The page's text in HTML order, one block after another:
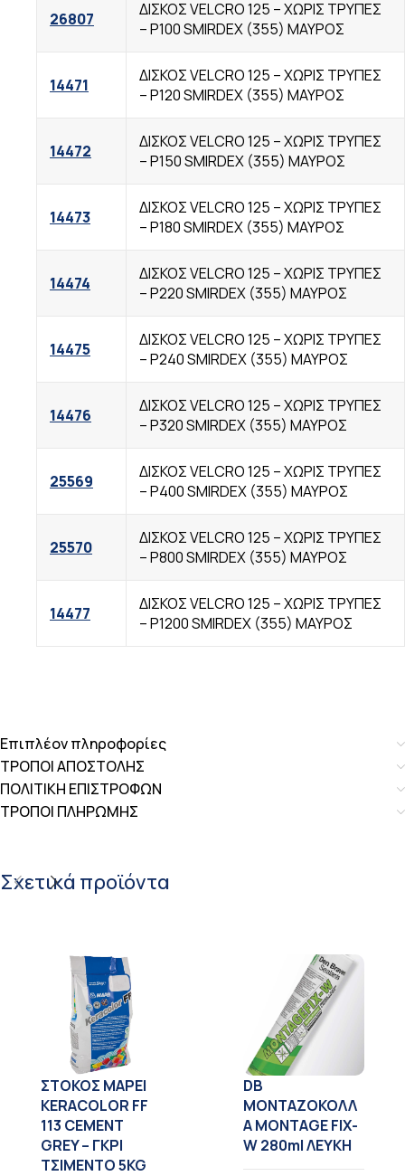
26807
ΔΙΣΚΟΣ VELCRO 125 – ΧΩΡΙΣ TΡΥΠΕΣ
– Ρ100 SMIRDEX (355) ΜΑΥΡΟΣ
14471
ΔΙΣΚΟΣ VELCRO 125 – ΧΩΡΙΣ TΡΥΠΕΣ
– Ρ120 SMIRDEX (355) ΜΑΥΡΟΣ
14472
ΔΙΣΚΟΣ VELCRO 125 – ΧΩΡΙΣ TΡΥΠΕΣ
– Ρ150 SMIRDEX (355) ΜΑΥΡΟΣ
14473
ΔΙΣΚΟΣ VELCRO 125 – ΧΩΡΙΣ TΡΥΠΕΣ
– Ρ180 SMIRDEX (355) ΜΑΥΡΟΣ
14474
ΔΙΣΚΟΣ VELCRO 125 – ΧΩΡΙΣ TΡΥΠΕΣ
– Ρ220 SMIRDEX (355) ΜΑΥΡΟΣ
14475
ΔΙΣΚΟΣ VELCRO 125 – ΧΩΡΙΣ TΡΥΠΕΣ
– Ρ240 SMIRDEX (355) ΜΑΥΡΟΣ
14476
ΔΙΣΚΟΣ VELCRO 125 – ΧΩΡΙΣ TΡΥΠΕΣ
– Ρ320 SMIRDEX (355) ΜΑΥΡΟΣ
25569
ΔΙΣΚΟΣ VELCRO 125 – ΧΩΡΙΣ TΡΥΠΕΣ
– Ρ400 SMIRDEX (355) ΜΑΥΡΟΣ
25570
ΔΙΣΚΟΣ VELCRO 125 – ΧΩΡΙΣ TΡΥΠΕΣ
– Ρ800 SMIRDEX (355) ΜΑΥΡΟΣ
14477
ΔΙΣΚΟΣ VELCRO 125 – ΧΩΡΙΣ TΡΥΠΕΣ
– Ρ1200 SMIRDEX (355) ΜΑΥΡΟΣ
Επιπλέον πληροφορίες
ΤΡΟΠΟΙ ΑΠΟΣΤΟΛΗΣ
ΠΟΛΙΤΙΚΗ ΕΠΙΣΤΡΟΦΩΝ
ΤΡΟΠΟΙ ΠΛΗΡΩΜΗΣ
Σχετικά προϊόντα
ΣΤΟΚΟΣ MAPEI
KERACOLOR FF
113 CEMENT
GREY – ΓΚΡΙ
ΤΣΙΜΕΝΤΟ 5KG
DB
ΜΟΝΤΑΖΟΚΟΛΛ
Α MONTAGE FIX-
W 280ml ΛΕΥΚΗ